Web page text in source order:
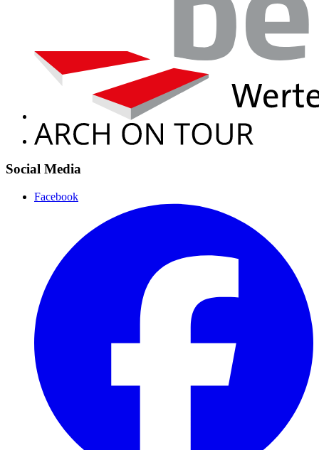
Social Media
Facebook